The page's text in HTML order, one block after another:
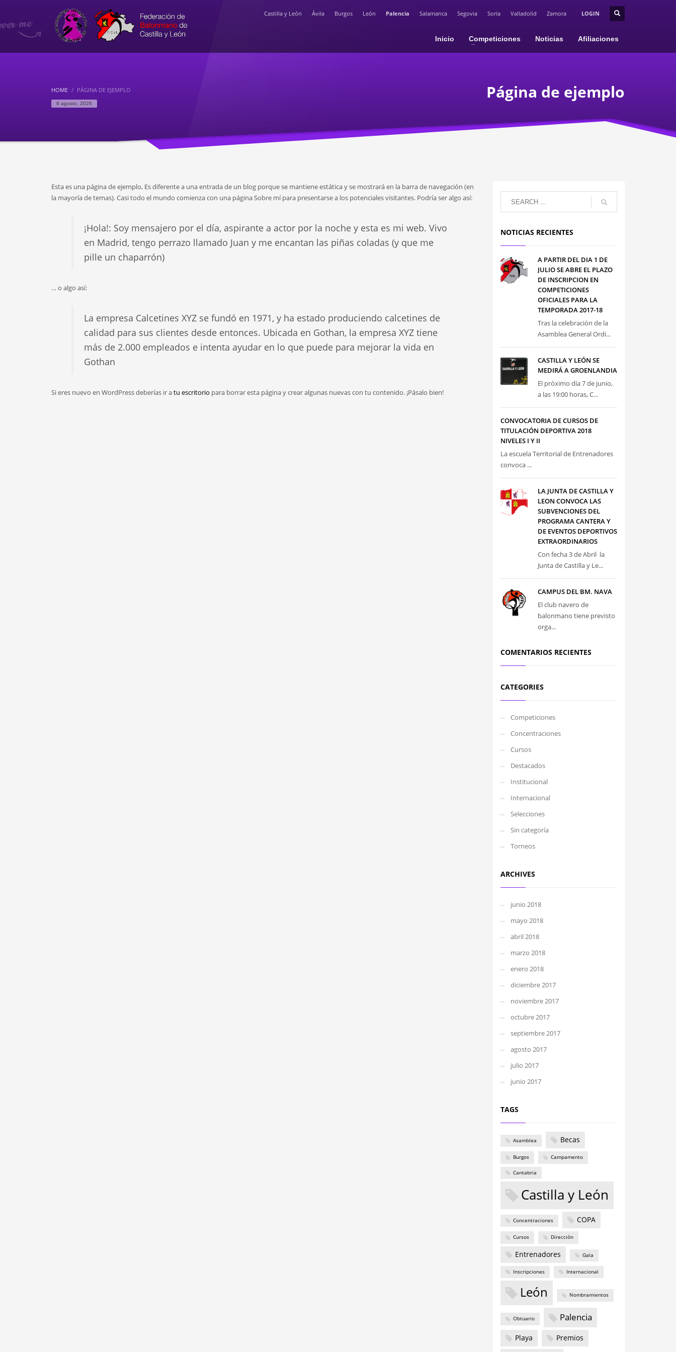
Castilla y León Ávila Burgos León Palencia Salamanca Segovia Soria Valladolid Zamora LOGIN
Inicio Competiciones Noticias Afiliaciones
HOME PÁGINA DE EJEMPLO
6 agosto, 2026
Página de ejemplo
Esta es una página de ejemplo, Es diferente a una entrada de un blog porque se mantiene estática y se mostrará en la barra de navegación (en
la mayoría de temas). Casi todo el mundo comienza con una página Sobre mí para presentarse a los potenciales visitantes. Podría ser algo así:
¡Hola!: Soy mensajero por el día, aspirante a actor por la noche y esta es mi web. Vivo
en Madrid, tengo perrazo llamado Juan y me encantan las piñas coladas (y que me
pille un chaparrón)
… o algo así:
La empresa Calcetines XYZ se fundó en 1971, y ha estado produciendo calcetines de
calidad para sus clientes desde entonces. Ubicada en Gothan, la empresa XYZ tiene
más de 2.000 empleados e intenta ayudar en lo que puede para mejorar la vida en
Gothan
Si eres nuevo en WordPress deberías ir atu escritorio para borrar esta página y crear algunas nuevas con tu contenido. ¡Pásalo bien!
NOTICIAS RECIENTES
A PARTIR DEL DIA 1 DE
JULIO SE ABRE EL PLAZO
DE INSCRIPCION EN
COMPETICIONES
OFICIALES PARA LA
TEMPORADA 2017-18
Tras la celebración de la
Asamblea General Ordi...
CASTILLA Y LEÓN SE
MEDIRÁ A GROENLANDIA
El próximo día 7 de junio,
a las 19:00 horas, C...
CONVOCATORIA DE CURSOS DE
TITULACIÓN DEPORTIVA 2018
NIVELES I Y II
La escuela Territorial de Entrenadores
convoca ...
LA JUNTA DE CASTILLA Y
LEON CONVOCA LAS
SUBVENCIONES DEL
PROGRAMA CANTERA Y
DE EVENTOS DEPORTIVOS
EXTRAORDINARIOS
Con fecha 3 de Abril la
Junta de Castilla y Le...
CAMPUS DEL BM. NAVA
El club navero de
balonmano tiene previsto
orga...
COMENTARIOS RECIENTES
CATEGORIES
Competiciones
Concentraciones
Cursos
Destacados
Institucional
Internacional
Selecciones
Sin categoría
Torneos
ARCHIVES
junio 2018
mayo 2018
abril 2018
marzo 2018
enero 2018
diciembre 2017
noviembre 2017
octubre 2017
septiembre 2017
agosto 2017
julio 2017
junio 2017
TAGS
Asamblea Becas
Burgos Campamento
Cantabria
Castilla y León
Concentraciones COPA
Cursos Dirección
Entrenadores Gala
Inscripciones Internacional
León Nombramientos
Obtuario Palencia
Playa Premios